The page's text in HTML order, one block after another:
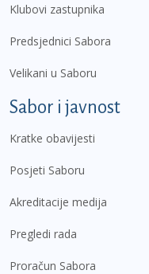
Klubovi zastupnika
Predsjednici Sabora
Velikani u Saboru
Sabor i javnost
Kratke obavijesti
Posjeti Saboru
Akreditacije medija
Pregledi rada
Proračun Sabora